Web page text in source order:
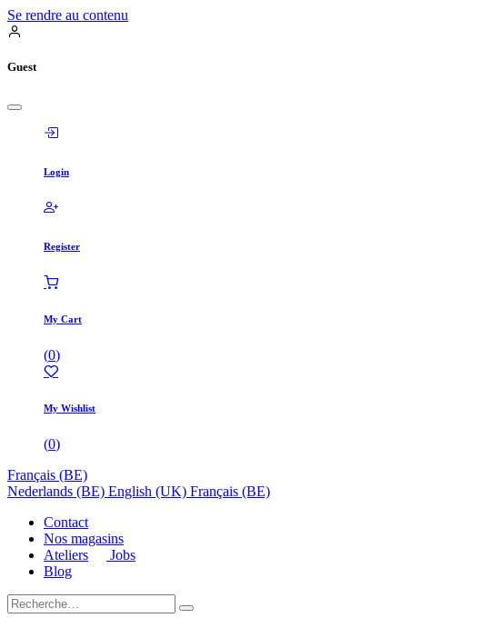
Se rendre au contenu
Guest
Login
Register
My Cart
(0)
My Wishlist
(0)
Français (BE)
Nederlands (BE) English (UK) Français (BE)
Contact
Nos magasins
Ateliers
Jobs
Blog